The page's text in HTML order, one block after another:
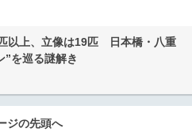
以上、立像は19匹 日本橋・八重
”を巡る謎解き
ジの先頭へ